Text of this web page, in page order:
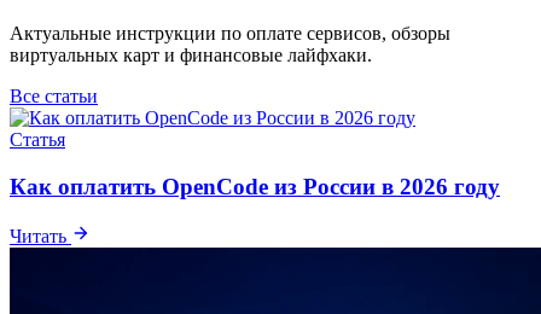
Актуальные инструкции по оплате сервисов, обзоры
виртуальных карт и финансовые лайфхаки.
Все статьи
Статья
Как оплатить OpenCode из России в 2026 году
Читать